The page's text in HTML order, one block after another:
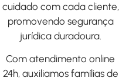
cuidado com cada cliente,
promovendo segurança
jurídica duradoura.
Com atendimento online
24h, auxiliamos famílias de